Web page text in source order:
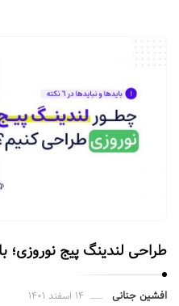
طراحی لندینگ پیج نوروزی؛
افشین جنانی ۱۴ اسفند ۱۴۰۱